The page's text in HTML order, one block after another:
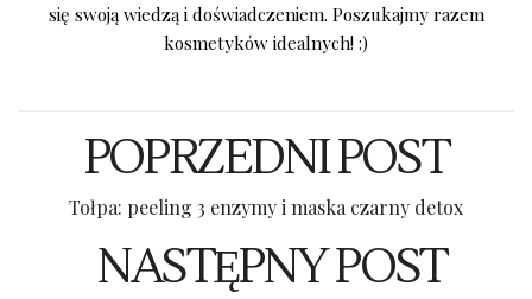
się swoją wiedzą i doświadczeniem. Poszukajmy razem
kosmetyków idealnych! :)
POPRZEDNI POST
Tołpa: peeling 3 enzymy i maska czarny detox
NASTĘPNY POST